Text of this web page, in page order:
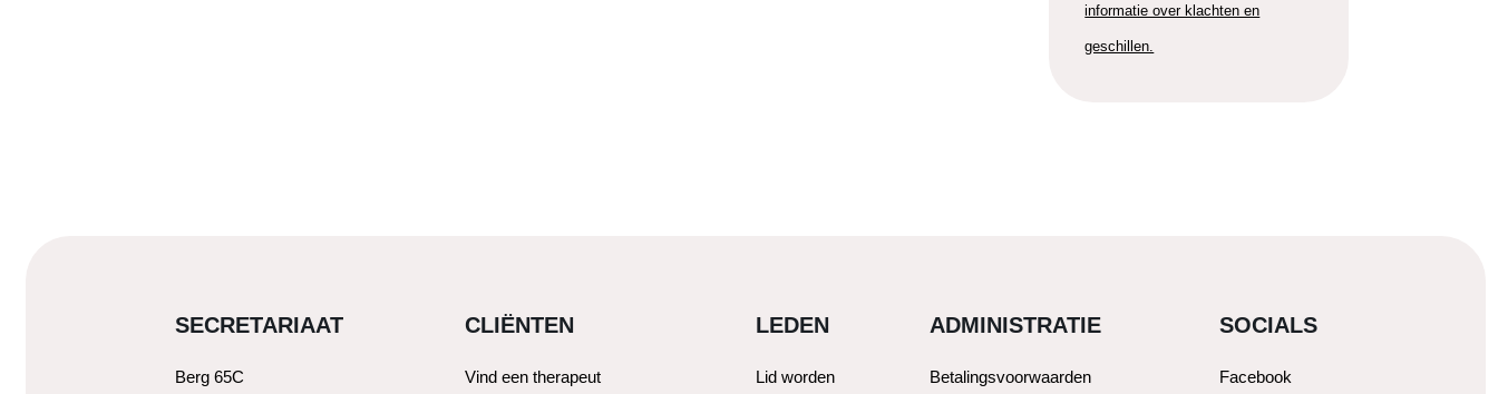
informatie over klachten en
geschillen.
SECRETARIAAT
Berg 65C
CLIËNTEN
Vind een therapeut
LEDEN
Lid worden
ADMINISTRATIE
Betalingsvoorwaarden
SOCIALS
Facebook